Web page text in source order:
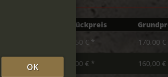
Stückpreis
8,50 € * 170,00
ab10 8,00 € * 160,00
OK